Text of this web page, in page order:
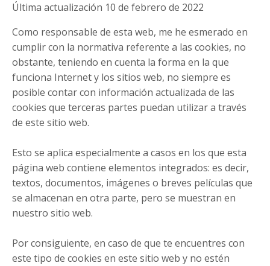
Última actualización 10 de febrero de 2022
Como responsable de esta web, me he esmerado en
cumplir con la normativa referente a las cookies, no
obstante, teniendo en cuenta la forma en la que
funciona Internet y los sitios web, no siempre es
posible contar con información actualizada de las
cookies que terceras partes puedan utilizar a través
de este sitio web.
Esto se aplica especialmente a casos en los que esta
página web contiene elementos integrados: es decir,
textos, documentos, imágenes o breves películas que
se almacenan en otra parte, pero se muestran en
nuestro sitio web.
Por consiguiente, en caso de que te encuentres con
este tipo de cookies en este sitio web y no estén